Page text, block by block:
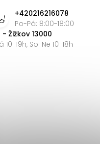
+420216216078
Po-Pá: 8:00-18:00
Žižkov 13000
19h, So-Ne 10-18h